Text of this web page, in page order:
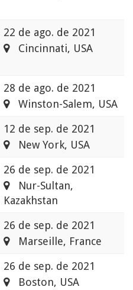
22 de ago. de 2021
Cincinnati, USA
28 de ago. de 2021
Winston-Salem, USA
12 de sep. de 2021
New York, USA
26 de sep. de 2021
Nur-Sultan,
Kazakhstan
26 de sep. de 2021
Marseille, France
26 de sep. de 2021
Boston, USA